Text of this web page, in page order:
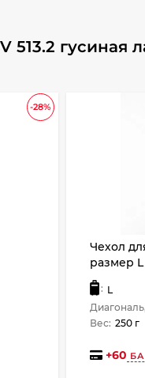
гусиная
-28%
Чехол
размер L
: L
Вес: 250 г
+60